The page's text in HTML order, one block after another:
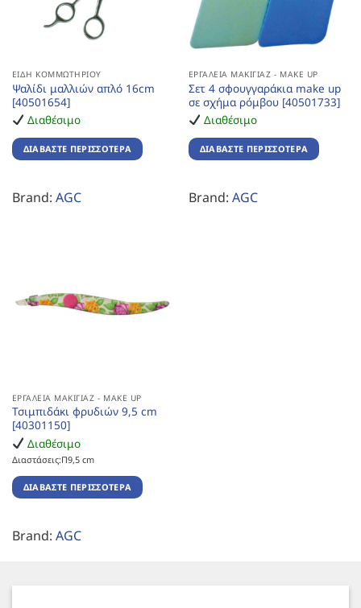
ΕΊΔΗ ΚΟΜΜΩΤΗΡΊΟΥ
Ψαλίδι μαλλιών απλό 16cm
[40501654]
Διαθέσιμο
ΔΙΑΒΆΣΤΕ ΠΕΡΙΣΣΌΤΕΡΑ
Brand: AGC
ΕΡΓΑΛΕΊΑ ΜΑΚΙΓΙΆΖ - MAKE UP
Σετ 4 σφουγγαράκια make up
σε σχήμα ρόμβου [40501733]
Διαθέσιμο
ΔΙΑΒΆΣΤΕ ΠΕΡΙΣΣΌΤΕΡΑ
Brand: AGC
ΕΡΓΑΛΕΊΑ ΜΑΚΙΓΙΆΖ - MAKE UP
Τσιμπιδάκι φρυδιών 9,5 cm
[40301150]
Διαθέσιμο
Διαστάσεις:Π9,5 cm
ΔΙΑΒΆΣΤΕ ΠΕΡΙΣΣΌΤΕΡΑ
Brand: AGC